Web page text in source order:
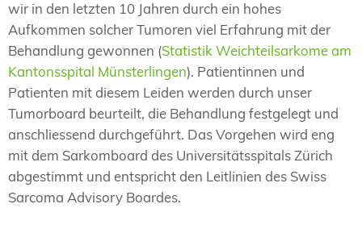
wir in den letzten 10 Jahren durch ein hohes
Aufkommen solcher Tumoren viel Erfahrung mit der
Behandlung gewonnen (Statistik Weichteilsarkome am
Kantonsspital Münsterlingen). Patientinnen und
Patienten mit diesem Leiden werden durch unser
Tumorboard beurteilt, die Behandlung festgelegt und
anschliessend durchgeführt. Das Vorgehen wird eng
mit dem Sarkomboard des Universitätsspitals Zürich
abgestimmt und entspricht den Leitlinien des Swiss
Sarcoma Advisory Boardes.